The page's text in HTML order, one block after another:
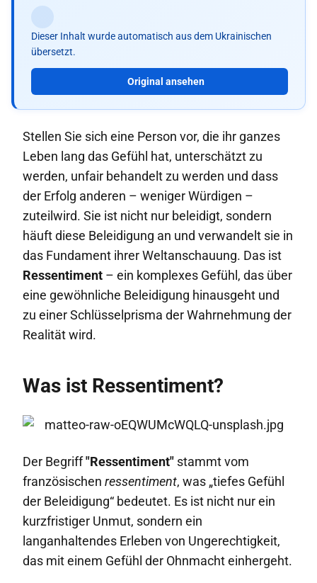
Dieser Inhalt wurde automatisch aus dem Ukrainischen
übersetzt.
Original ansehen
Stellen Sie sich eine Person vor, die ihr ganzes
Leben lang das Gefühl hat, unterschätzt zu
werden, unfair behandelt zu werden und dass
der Erfolg anderen – weniger Würdigen –
zuteilwird. Sie ist nicht nur beleidigt, sondern
häuft diese Beleidigung an und verwandelt sie in
das Fundament ihrer Weltanschauung. Das ist
Ressentiment – ein komplexes Gefühl, das über
eine gewöhnliche Beleidigung hinausgeht und
zu einer Schlüsselprisma der Wahrnehmung der
Realität wird.
Was ist Ressentiment?
Der Begriff"Ressentiment" stammt vom
französischen ressentiment, was „tiefes Gefühl
der Beleidigung“ bedeutet. Es ist nicht nur ein
kurzfristiger Unmut, sondern ein
langanhaltendes Erleben von Ungerechtigkeit,
das mit einem Gefühl der Ohnmacht einhergeht.